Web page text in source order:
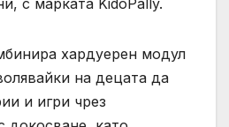
с марката KidoPally.
хардуерен модул
на децата да
и игри чрез